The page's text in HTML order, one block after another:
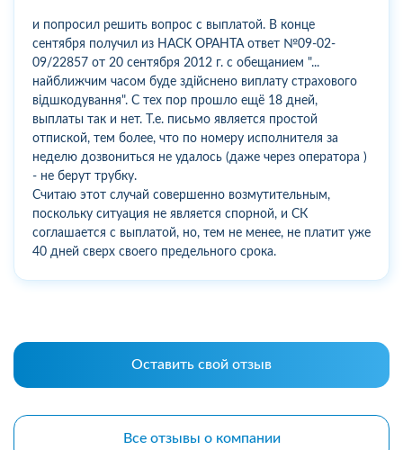
и попросил решить вопрос с выплатой. В конце
сентября получил из НАСК ОРАНТА ответ №09-02-
09/22857 от 20 сентября 2012 г. с обещанием "...
найближчим часом буде здiйснено виплату страхового
вiдшкодування". С тех пор прошло ещё 18 дней,
выплаты так и нет. Т.е. письмо является простой
отпиской, тем более, что по номеру исполнителя за
неделю дозвониться не удалось (даже через оператора )
- не берут трубку.
Считаю этот случай совершенно возмутительным,
поскольку ситуация не является спорной, и СК
соглашается с выплатой, но, тем не менее, не платит уже
40 дней сверх своего предельного срока.
Оставить свой отзыв
Все отзывы о компании